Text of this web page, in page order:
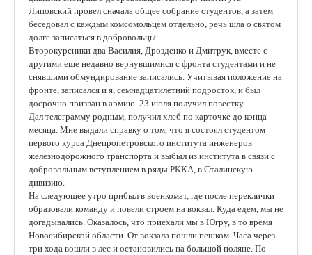
Липовский провел сначала общее собрание студентов, а затем
беседовал с каждым комсомольцем отдельно, речь шла о святом
долге записаться в добровольцы.
Второкурсники два Василия, Дрозденко и Дмитрук, вместе с
другими еще недавно вернувшимися с фронта студентами и не
снявшими обмундирование записались. Учитывая положение на
фронте, записался и я, семнадцатилетний подросток, и был
досрочно призван в армию. 23 июля получил повестку.
Дал телеграмму родным, получил хлеб по карточке до конца
месяца. Мне выдали справку о том, что я состоял студентом
первого курса Днепропетровского института инженеров
железнодорожного транспорта и выбыл из института в связи с
добровольным вступлением в ряды РККА, в Сталинскую
дивизию.
На следующее утро прибыл в военкомат, где после переклички
образовали команду и повели строем на вокзал. Куда едем, мы не
догадывались. Оказалось, что приехали мы в Югру, в то время
Новосибирской области. От вокзала пошли пешком. Часа через
три хода вошли в лес и остановились на большой поляне. По